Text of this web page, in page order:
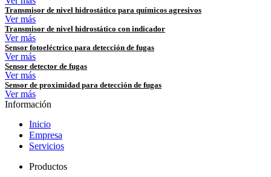
Transmisor de nivel hidrostático para químicos agresivos
Ver más
Transmisor de nivel hidrostático con indicador
Ver más
Sensor fotoeléctrico para detección de fugas
Ver más
Sensor detector de fugas
Ver más
Sensor de proximidad para detección de fugas
Ver más
Información
Inicio
Empresa
Servicios
Productos